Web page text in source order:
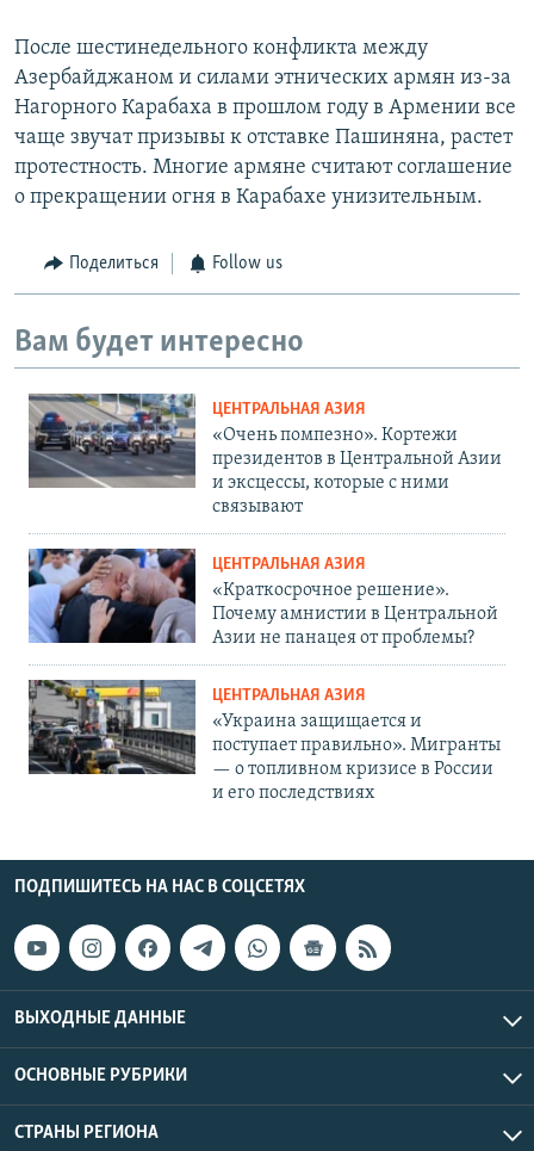
После шестинедельного конфликта между
Азербайджаном и силами этнических армян из-за
Нагорного Карабаха в прошлом году в Армении все
чаще звучат призывы к отставке Пашиняна, растет
протестность. Многие армяне считают соглашение
о прекращении огня в Карабахе унизительным.
Поделиться Follow us
Вам будет интересно
ЦЕНТРАЛЬНАЯ АЗИЯ
«Очень помпезно». Кортежи
президентов в Центральной Азии
и эксцессы, которые с ними
связывают
ЦЕНТРАЛЬНАЯ АЗИЯ
«Краткосрочное решение».
Почему амнистии в Центральной
Азии не панацея от проблемы?
ЦЕНТРАЛЬНАЯ АЗИЯ
«Украина защищается и
поступает правильно». Мигранты
— о топливном кризисе в России
и его последствиях
ПОДПИШИТЕСЬ НА НАС В СОЦСЕТЯХ
ВЫХОДНЫЕ ДАННЫЕ
ОСНОВНЫЕ РУБРИКИ
СТРАНЫ РЕГИОНА